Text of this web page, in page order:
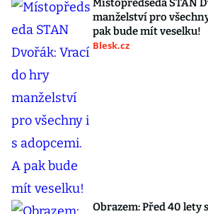
Místopředseda STAN
manželství pro
pak bude mít veselku!
Blesk.cz
Obrazem: Před 40